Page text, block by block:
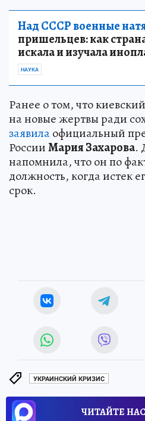
Над СССР военные
пришельцев: как
искала и изучала
НАУКА
Ранее о том, что
на новые жертвы ради
заявилаофициальный
РоссииМария Захарова.
напомнила, что он по
должность, когда истек
срок.
УКРАИНСКИЙ КРИЗИС
ЧИТАЙТЕ